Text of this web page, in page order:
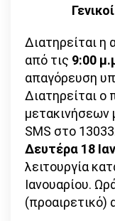
Διατηρείται
από τις 9:00
απαγόρευση
Διατηρείται ο
SMS στο
Δευτέρα 18
λειτουργία
Ιανουαρίου.
(προαιρετικό)